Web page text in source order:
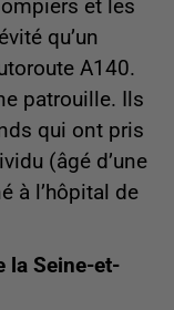
et les
qu’un
A140.
patrouille. Ils
qui ont pris
(âgé d’une
à l’hôpital de
la Seine-et-